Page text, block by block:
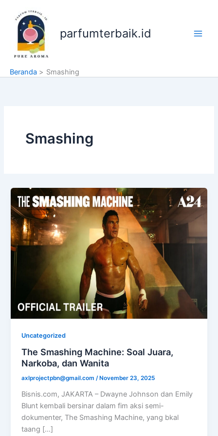
konten
parfumterbaik.id
Beranda Smashing
Smashing
Uncategorized
The Smashing Machine: Soal Juara,
Narkoba, dan Wanita
axlprojectpbn@gmail.com/ November 23, 2025
Bisnis.com, JAKARTA – Dwayne Johnson dan Emily
Blunt kembali bersinar dalam fim aksi semi-
dokumenter, The Smashing Machine, yang bkal
taang […]